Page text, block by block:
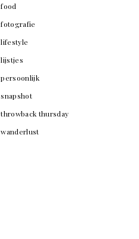
food
fotografie
lifestyle
lijstjes
persoonlijk
snapshot
throwback thursday
wanderlust